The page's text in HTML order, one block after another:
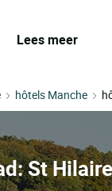
Lees meer
hôtels Manche
St